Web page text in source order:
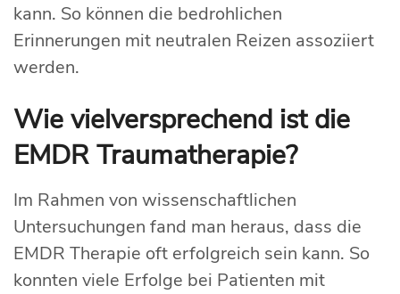
kann. So können die bedrohlichen
Erinnerungen mit neutralen Reizen assoziiert
werden.
Wie vielversprechend ist die
EMDR Traumatherapie?
Im Rahmen von wissenschaftlichen
Untersuchungen fand man heraus, dass die
EMDR Therapie oft erfolgreich sein kann. So
konnten viele Erfolge bei Patienten mit